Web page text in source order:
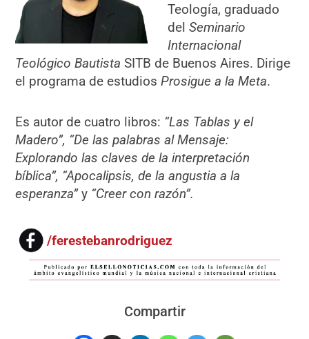
Teología, graduado
del Seminario
Internacional
Teológico Bautista SITB de Buenos Aires. Dirige
el programa de estudiosProsigue a la Meta.
Es autor de cuatro libros: “Las Tablas y el
Madero”, “De las palabras al Mensaje:
Explorando las claves de la interpretación
bíblica”, “Apocalipsis, de la angustia a la
esperanza”y “Creer con razón”.
/ferestebanrodriguez
Compartir